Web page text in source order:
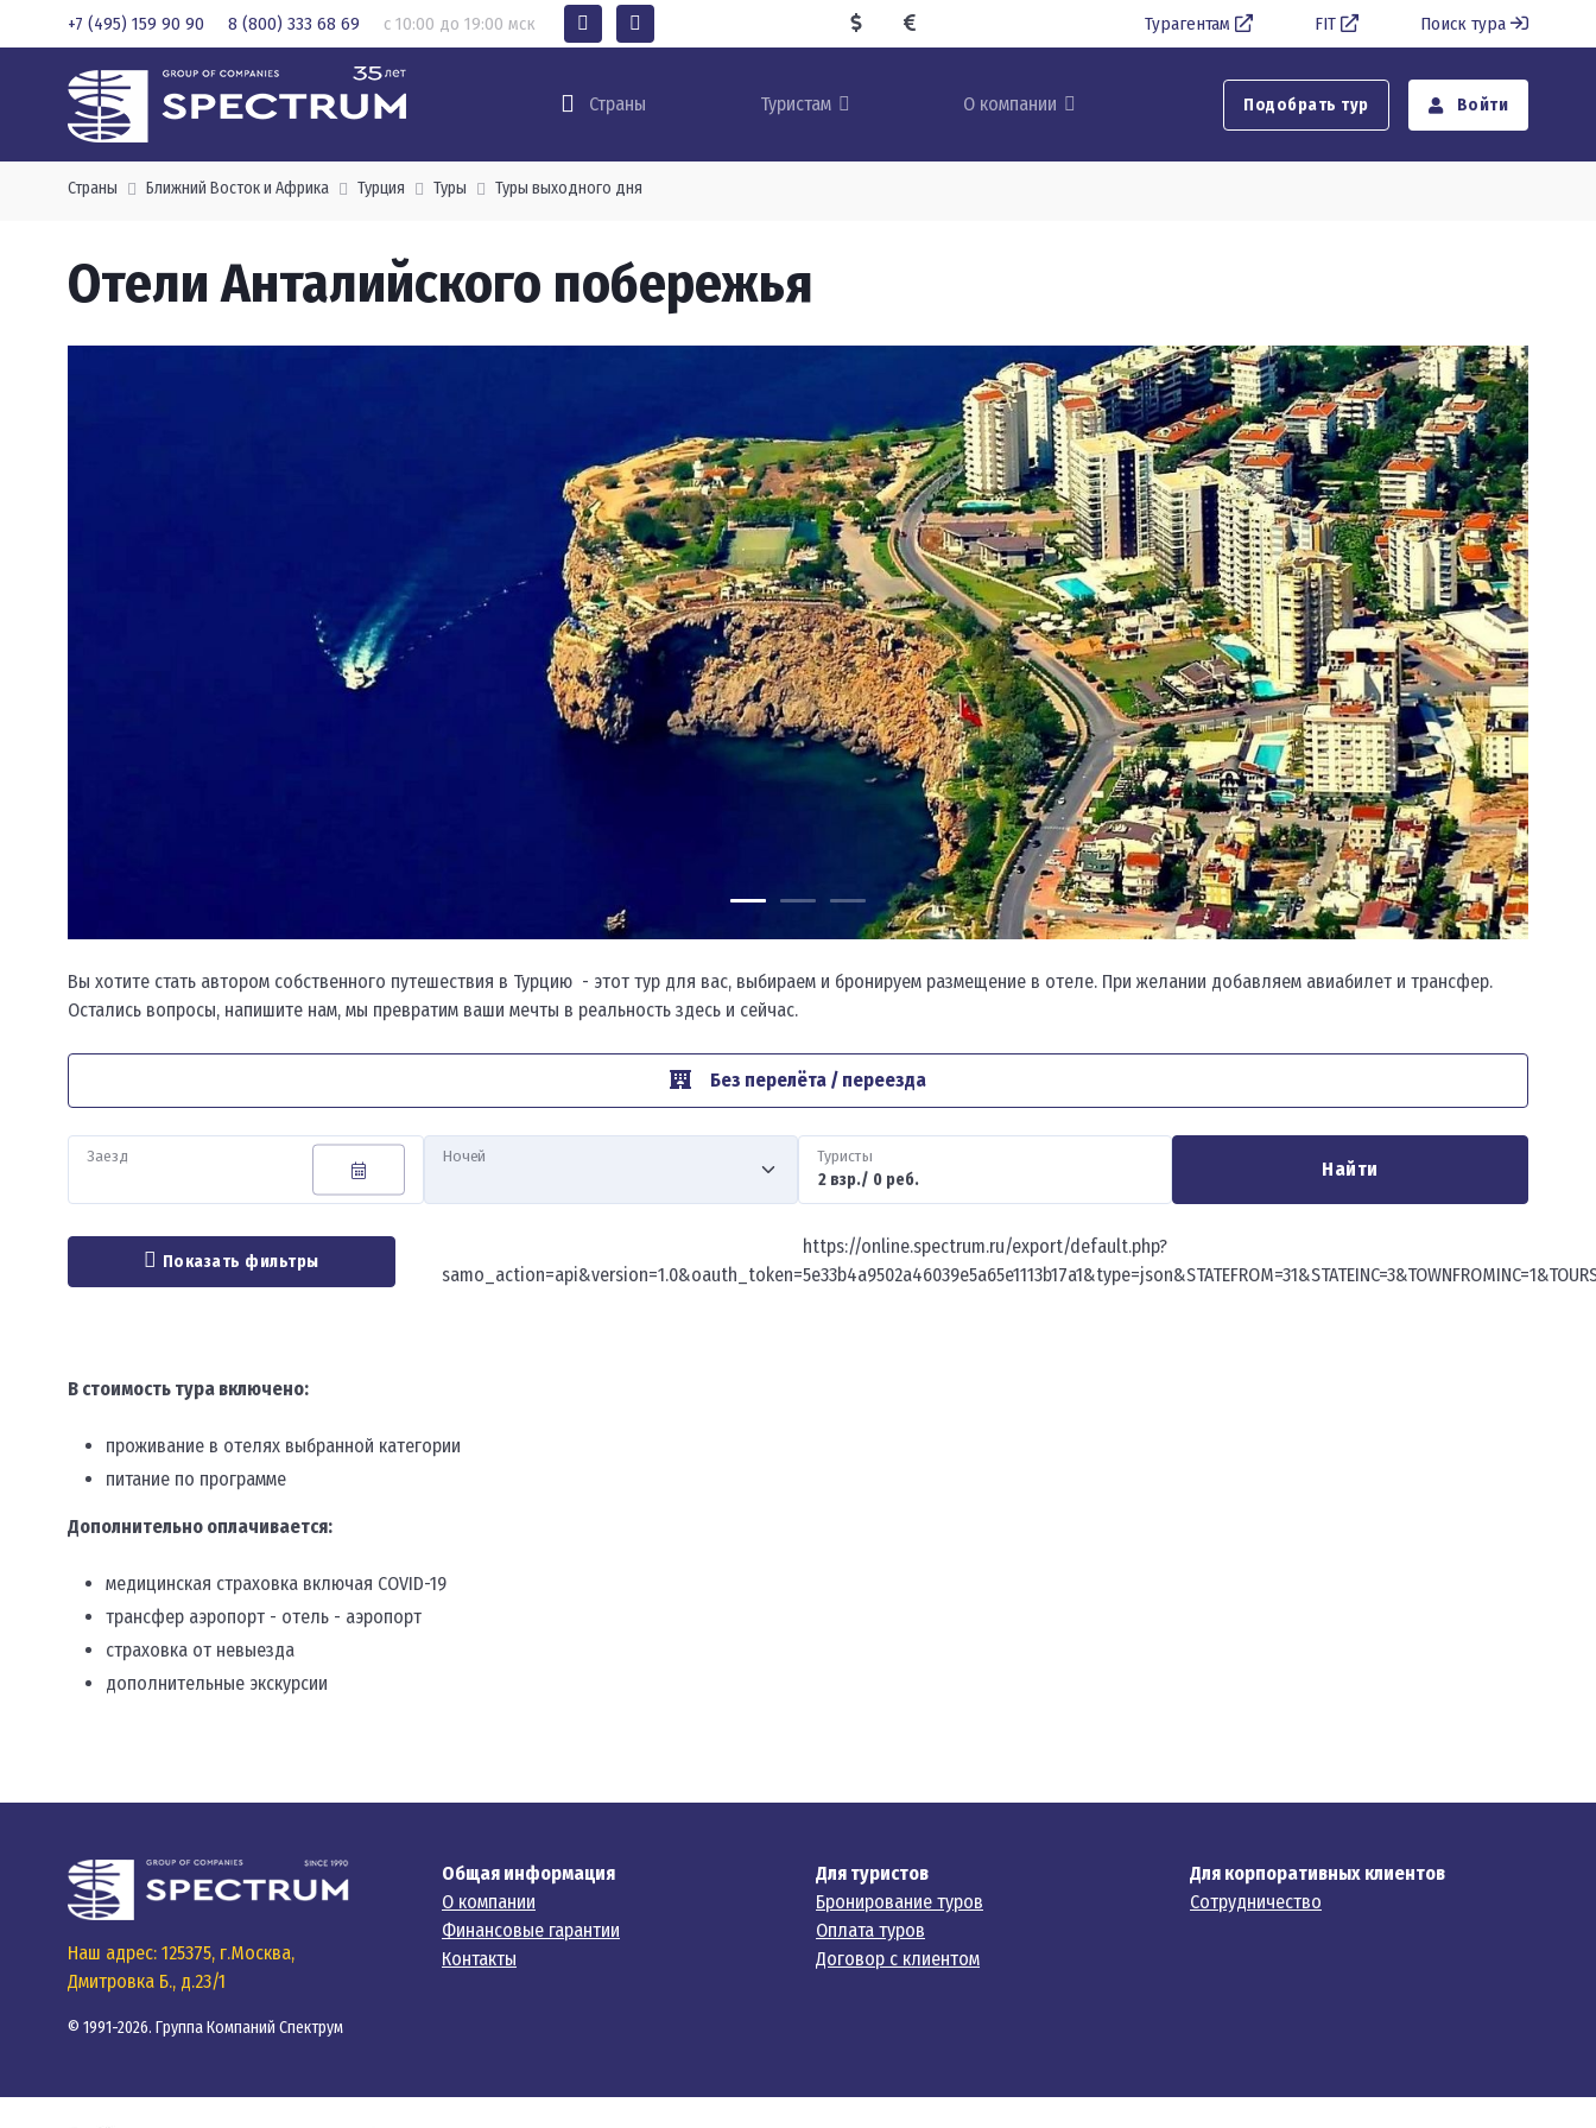
+7 (495) 159 90 90 8 (800) 333 68 69 с 10:00 до 19:00 мск Турагентам FIT Поиск тура
Страны Туристам О компании Подобрать тур Войти
Страны Ближний Восток и Африка Турция Туры Туры выходного дня
Отели Анталийского побережья
Вы хотите стать автором собственного путешествия в Турцию - этот тур для вас, выбираем и бронируем размещение в отеле. При желании добавляем авиабилет и трансфер.
Остались вопросы, напишите нам, мы превратим ваши мечты в реальность здесь и сейчас.
Без перелёта / переезда
Заезд Ночей Туристы
Найти
Показать фильтры
https://online.spectrum.ru/export/default.php?
В стоимость тура включено:
проживание в отелях выбранной категории
питание по программе
Дополнительно оплачивается:
медицинская страховка включая COVID-19
трансфер аэропорт - отель - аэропорт
страховка от невыезда
дополнительные экскурсии
Наш адрес: 125375, г.Москва,
Дмитровка Б., д.23/1
© 1991-2026. Группа Компаний Спектрум
Общая информация
О компании
Финансовые гарантии
Контакты
Для туристов
Бронирование туров
Оплата туров
Договор с клиентом
Для корпоративных клиентов
Сотрудничество